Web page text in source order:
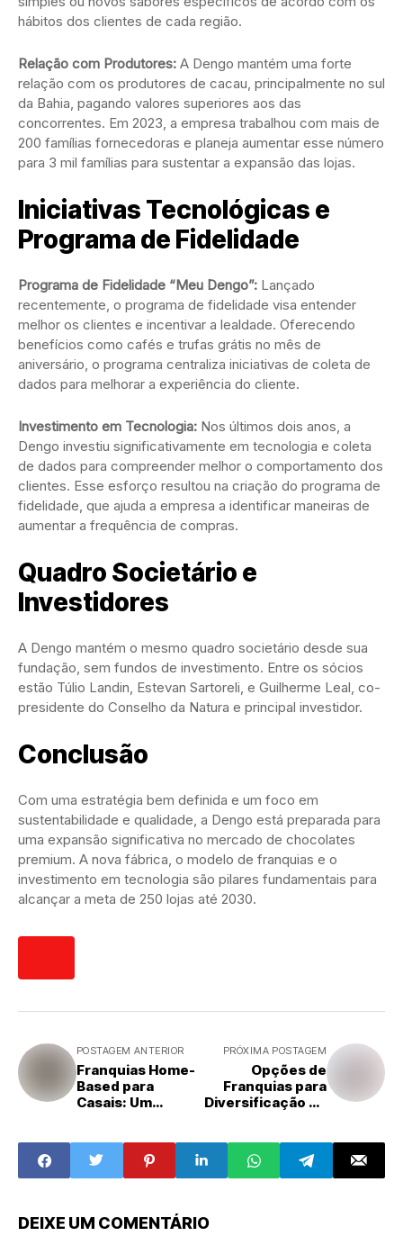
hábitos dos clientes de cada região.
Relação com Produtores: A Dengo mantém uma forte
relação com os produtores de cacau, principalmente no sul
da Bahia, pagando valores superiores aos das
concorrentes. Em 2023, a empresa trabalhou com mais de
200 famílias fornecedoras e planeja aumentar esse número
para 3 mil famílias para sustentar a expansão das lojas.
Iniciativas Tecnológicas e
Programa de Fidelidade
Programa de Fidelidade “Meu Dengo”: Lançado
recentemente, o programa de fidelidade visa entender
melhor os clientes e incentivar a lealdade. Oferecendo
benefícios como cafés e trufas grátis no mês de
aniversário, o programa centraliza iniciativas de coleta de
dados para melhorar a experiência do cliente.
Investimento em Tecnologia: Nos últimos dois anos, a
Dengo investiu significativamente em tecnologia e coleta
de dados para compreender melhor o comportamento dos
clientes. Esse esforço resultou na criação do programa de
fidelidade, que ajuda a empresa a identificar maneiras de
aumentar a frequência de compras.
Quadro Societário e
Investidores
A Dengo mantém o mesmo quadro societário desde sua
fundação, sem fundos de investimento. Entre os sócios
estão Túlio Landin, Estevan Sartoreli, e Guilherme Leal, co-
presidente do Conselho da Natura e principal investidor.
Conclusão
Com uma estratégia bem definida e um foco em
sustentabilidade e qualidade, a Dengo está preparada para
uma expansão significativa no mercado de chocolates
premium. A nova fábrica, o modelo de franquias e o
investimento em tecnologia são pilares fundamentais para
alcançar a meta de 250 lojas até 2030.
POSTAGEM ANTERIOR
Franquias Home-
Based para
Casais: Um
Rentável para o
Dia dos
Namorados
PRÓXIMA POSTAGEM
Opções de
Franquias para
Diversificação de
DEIXE UM COMENTÁRIO